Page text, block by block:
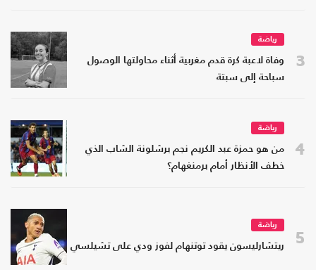
3
رياضة
وفاة لاعبة كرة قدم مغربية أثناء محاولتها الوصول
سباحة إلى سبتة
4
رياضة
من هو حمزة عبد الكريم نجم برشلونة الشاب الذي
خطف الأنظار أمام برمنغهام؟
5
رياضة
ريتشارليسون يقود توتنهام لفوز ودي على تشيلسي